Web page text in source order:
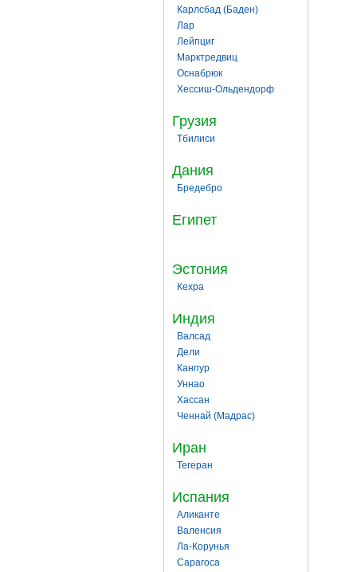
Карлсбад (Баден)
Лар
Лейпциг
Марктредвиц
Оснабрюк
Хессиш-Ольдендорф
Грузия
Тбилиси
Дания
Бредебро
Египет
Эстония
Кехра
Индия
Валсад
Дели
Канпур
Уннао
Хассан
Ченнай (Мадрас)
Иран
Тегеран
Испания
Аликанте
Валенсия
Ла-Корунья
Сарагоса